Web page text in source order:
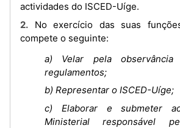
actividades do ISCED-Uíge.
2. No exercício das suas funções ao Presidente
compete o seguinte:
a) Velar pela
regulamentos;
b) Representar o ISCED-Uíge;
c) Elaborar e submeter
Ministerial responsável